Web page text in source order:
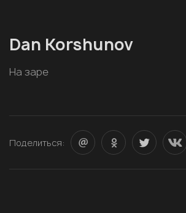
Dan Korshunov
На заре
Поделиться: